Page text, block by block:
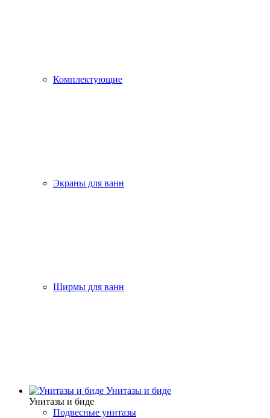
Комплектующие
Экраны для ванн
Ширмы для ванн
Унитазы и биде
Унитазы и биде
Подвесные унитазы